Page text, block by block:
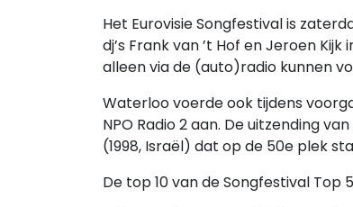
Het Eurovisie Songfestival is
dj’s Frank van ’t Hof en Jeroen
alleen via de (auto)radio kunnen
Waterloo voerde ook tijdens
NPO Radio 2 aan. De uitzending
(1998, Israël) dat op de 50e plek
De top 10 van de Songfestival Top